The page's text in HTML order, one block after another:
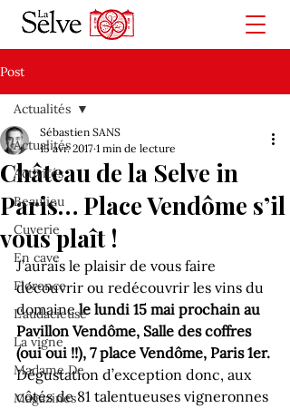
Post
Actualités
Activités
Beaulieu
Cuverie
En cave
Florence
L'audacieuse
La vigne
Madame De
Magazines
Actualités
Château de la Selve in
Paris… Place Vendôme s’il
vous plaît !
Sébastien SANS
15 avr. 2017 1 min de lecture
J’aurais le plaisir de vous faire
découvrir ou redécouvrir les vins du
domaine le lundi 15 mai prochain au
Pavillon Vendôme, Salle des coffres
(oui oui !!), 7 place Vendôme, Paris 1er.
Dégustation d’exception donc, aux
côtés de 81 talentueuses vigneronnes